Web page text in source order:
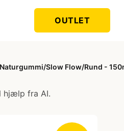
OUTLET
Slow Flow/Rund -
hjælp fra AI.